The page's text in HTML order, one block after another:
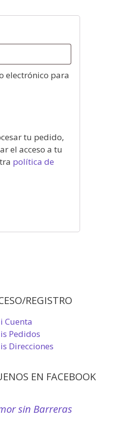
electrónico para
tu pedido,
el acceso a tu
política de
REGISTRO
Cuenta
Pedidos
Direcciones
EN FACEBOOK
sin Barreras